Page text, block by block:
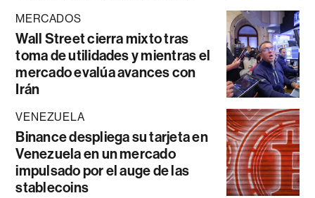
MERCADOS
Wall Street cierra mixto tras
toma de utilidades y mientras el
mercado evalúa avances con
Irán
VENEZUELA
Binance despliega su tarjeta en
Venezuela en un mercado
impulsado por el auge de las
stablecoins